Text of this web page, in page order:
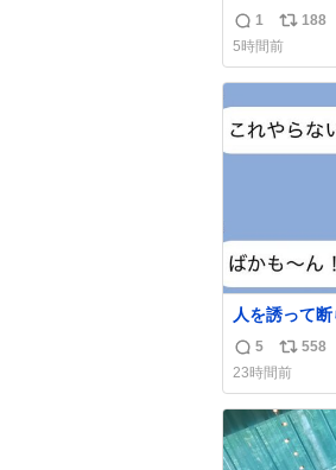
居て流石に
返
信
数
1
リ
ポ
ス
ト
数
188
5時間前
人を誘って
人、これ見
返
信
数
5
リ
ポ
ス
ト
数
558
23時間前